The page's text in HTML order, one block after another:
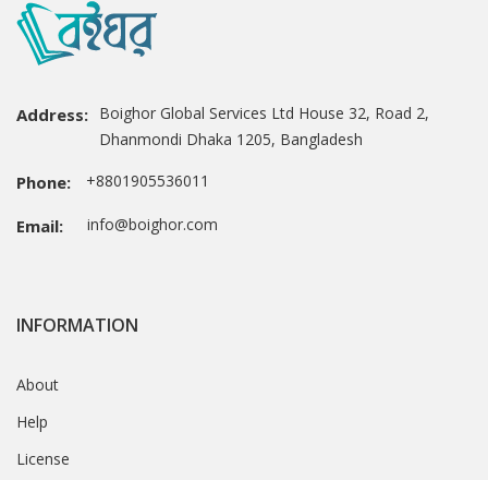
Address: Boighor Global Services Ltd House 32, Road 2,
Dhanmondi Dhaka 1205, Bangladesh
Phone: +8801905536011
Email: info@boighor.com
INFORMATION
About
Help
License